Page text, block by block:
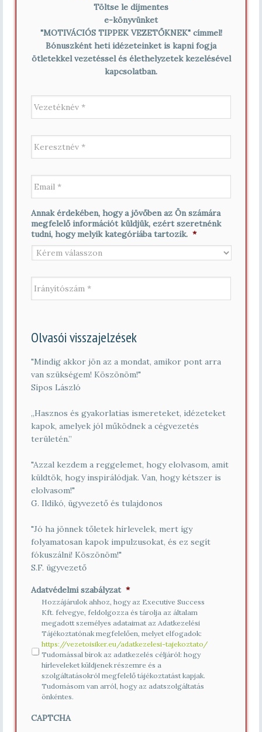
Töltse le díjmentes
e-könyvünket
"MOTIVÁCIÓS TIPPEK VEZETŐKNEK" címmel!
Bónuszként heti idézeteinket is kapni fogja
ötletekkel vezetéssel és élethelyzetek kezelésével
kapcsolatban.
V
e
t
é
k
é
v
*
K
e
s
z
t
n
é
v
*
E
m
l
*
Annak érdekében, hogy a jövőben az Ön számára
megfelelő információt küldjük, ezért szeretnénk
tudni, hogy melyik kategóriába tartozik. *
I
r
t
s
á
m
Olvasói visszajelzések
"Mindig akkor jön az a mondat, amikor pont arra
van szükségem! Köszönöm!"
Sípos László
„Hasznos és gyakorlatias ismereteket, idézeteket
kapok, amelyek jól működnek a cégvezetés
területén.”
"Azzal kezdem a reggelemet, hogy elolvasom, amit
küldtök, hogy inspirálódjak. Van, hogy kétszer is
elolvasom!"
G. Ildikó, ügyvezető és tulajdonos
"Jó ha jönnek tőletek hírlevelek, mert így
folyamatosan kapok impulzusokat, és ez segít
fókuszálni! Köszönöm!"
S.F. ügyvezető
Adatvédelmi szabályzat *
Hozzájárulok ahhoz, hogy az Executive Success
Kft. felvegye, feldolgozza és tárolja az általam
megadott személyes adataimat az Adatkezelési
Tájékoztatónak megfelelően, melyet elfogadok:
https://vezetoisiker.eu/adatkezelesi-tajekoztato/
Tudomással bírok az adatkezelés céljáról: hogy
hírleveleket küldjenek részemre és a
szolgáltatásokról megfelelő tájékoztatást kapjak.
Tudomásom van arról, hogy az adatszolgáltatás
önkéntes.
CAPTCHA